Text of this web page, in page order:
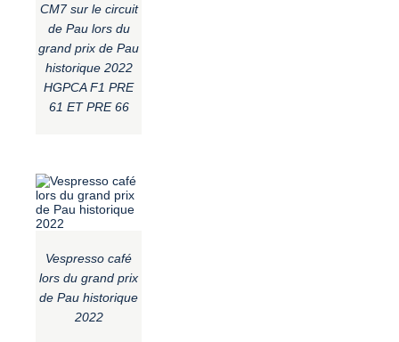
CM7 sur le circuit
de Pau lors du
grand prix de Pau
historique 2022
HGPCA F1 PRE
61 ET PRE 66
Vespresso café
lors du grand prix
de Pau historique
2022